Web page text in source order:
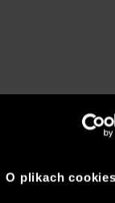
O plikach cookies